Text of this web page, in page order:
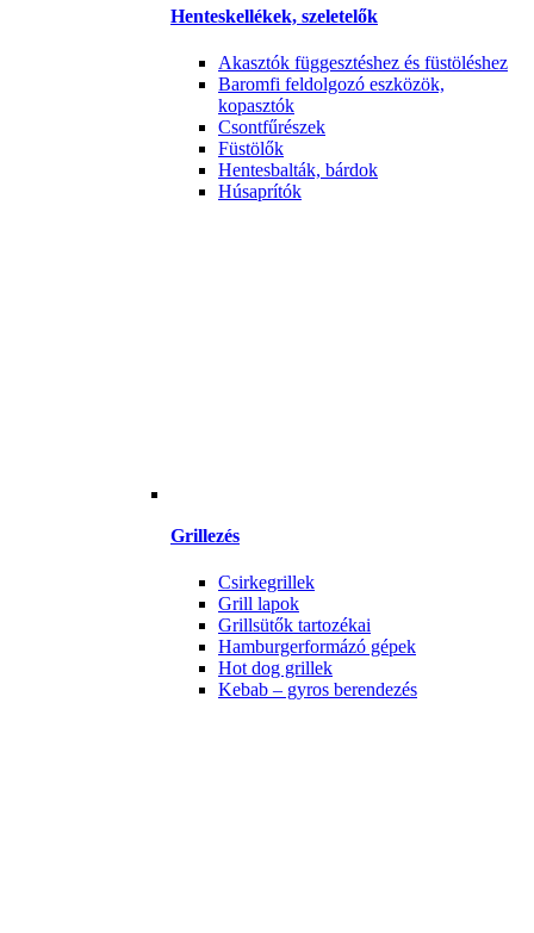
Henteskellékek, szeletelők
Akasztók függesztéshez és füstöléshez
Baromfi feldolgozó eszközök,
kopasztók
Csontfűrészek
Füstölők
Hentesbalták, bárdok
Húsaprítók
Grillezés
Csirkegrillek
Grill lapok
Grillsütők tartozékai
Hamburgerformázó gépek
Hot dog grillek
Kebab – gyros berendezés